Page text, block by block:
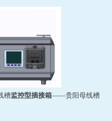
服务流程
联系我们
槽监控型插接箱——贵阳母线槽